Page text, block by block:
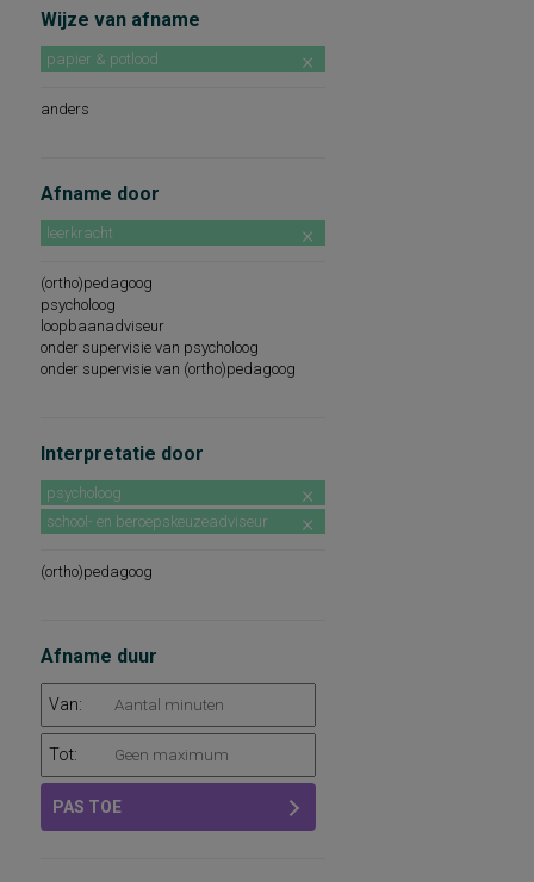
Wijze van afname
papier & potlood
anders
Afname door
leerkracht
(ortho)pedagoog
psycholoog
loopbaanadviseur
onder supervisie van psycholoog
onder supervisie van (ortho)pedagoog
Interpretatie door
psycholoog
school- en beroepskeuzeadviseur
(ortho)pedagoog
Afname duur
Van:
Tot:
PAS TOE